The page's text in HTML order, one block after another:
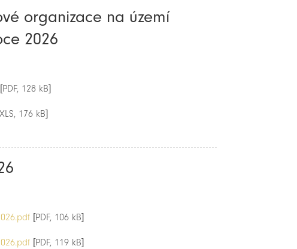
organizace na území
2026
[PDF, 128 kB]
176 kB]
[PDF, 106 kB]
[PDF, 119 kB]